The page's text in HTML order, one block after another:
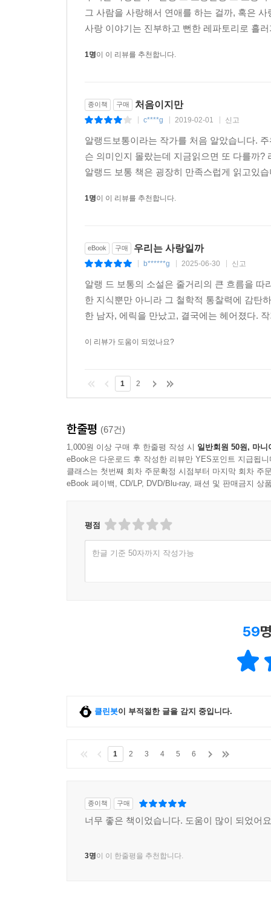
쉽고 명쾌하게 분석해내는 데 있다. - 「경향신문」
위클리」
지니고 있다. - 존 업다이크 (소설가, 「뉴요커」 리
* 수플레처럼 가볍고 중독성을 지닌 이 책은, 가
* 정말 놀라운 작가. 그의 소설들은 독자에겐 축
* 그는 소소하고 평범한 애정사에 대한 산문적
가공했다. 이 소설은 거짓과 현실, 현대적 사랑의
* 이 책에 나오는 에릭과 앨리스는 나와 나의 연
그 사람을 사랑해서 연애를 하는 걸까, 혹은
사랑 이야기는 진부하고 뻔한 레파토리로 흘
1명이 이 리뷰를 추천합니다.
종이책 구매 처음이지만
c****g 2019-02-01 신고
알랭드보통이라는 작가를 처음 알았습니다.
슨 의미인지 몰랐는데 지금읽으면 또 다를까
알랭드 보통 책은 굉장히 만족스럽게 읽고있
1명이 이 리뷰를 추천합니다.
eBook 구매 우리는 사랑일까
b******g 2025-06-30 신고
알랭 드 보통의 소설은 줄거리의 큰 흐름을
한 지식뿐만 아니라 그 철학적 통찰력에 감탄
한 남자, 에릭을 만났고, 결국에는 헤어졌다.
이 리뷰가 도움이 되었나요?
1 2
한줄평 (67건)
1,000원 이상 구매 후 한줄평 작성 시 일반회원 50원, 마니
eBook은 다운로드 후 작성한 리뷰만 YES포인트 지급됩니
클래스는 첫번째 회차 주문확정 시점부터 마지막 회차 주
eBook 페이백, CD/LP, DVD/Blu-ray, 패션 및 판매금지 상
평점
한글 기준 50자까지 작성가능
59
클린봇이 부적절한 글을 감지 중입니다.
1 2 3 4 5 6
종이책 구매
너무 좋은 책이었습니다. 도움이 많이 되었어요
3명이 이 한줄평을 추천합니다.